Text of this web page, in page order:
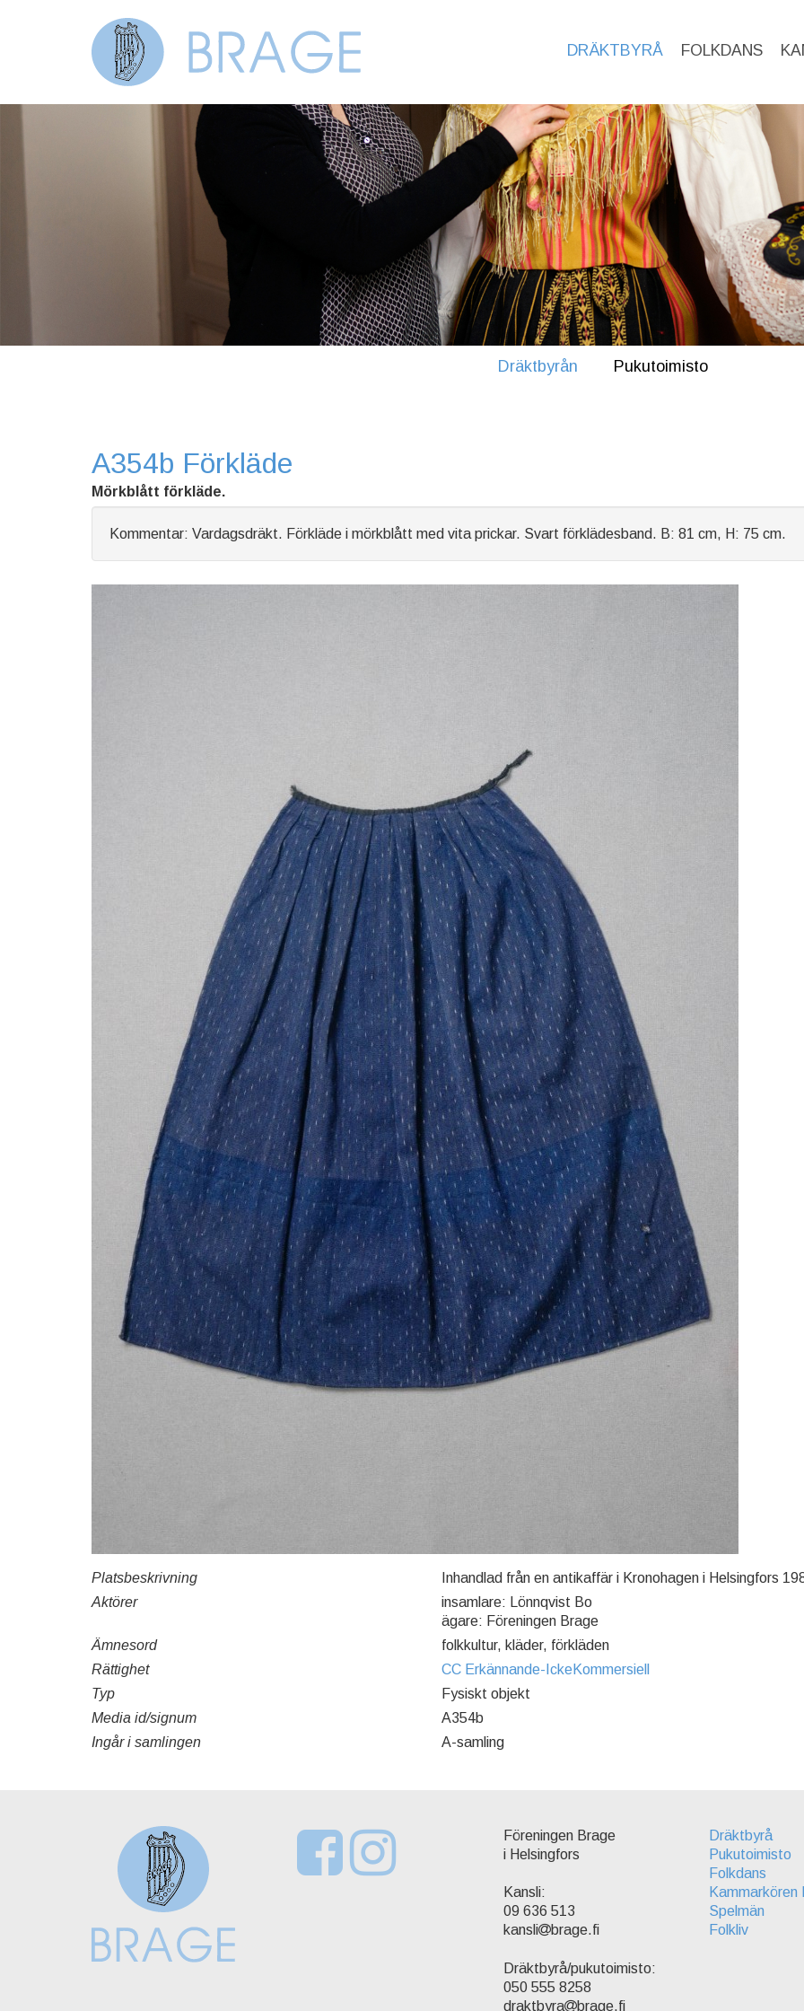
DRÄKTBYRÅ FOLKDANS
Dräktbyrån Pukutoimisto
A354b Förkläde
Mörkblått förkläde.
Kommentar: Vardagsdräkt. Förkläde i mörkblått med vita prickar. Svart förklädesband. B: 81 cm, H: 75 cm.
Platsbeskrivning
Inhandlad från en antikaffär i Kronohagen i Helsingfors
Aktörer
insamlare: Lönnqvist Bo
ägare: Föreningen Brage
Ämnesord
folkkultur, kläder, förkläden
Rättighet
CC Erkännande-IckeKommersiell
Typ
Fysiskt objekt
Media id/signum
A354b
Ingår i samlingen
A-samling
Föreningen Brage
i Helsingfors
Kansli:
09 636 513
kansli
brage.fi
Dräktbyrå/pukutoimisto:
050 555 8258
draktbyra
brage.fi
Dräktbyrå
Pukutoimisto
Folkdans
Kammarkören
Spelmän
Folkliv